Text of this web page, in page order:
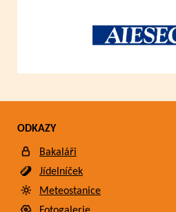
ODKAZY
Bakaláři
Jídelníček
Meteostanice